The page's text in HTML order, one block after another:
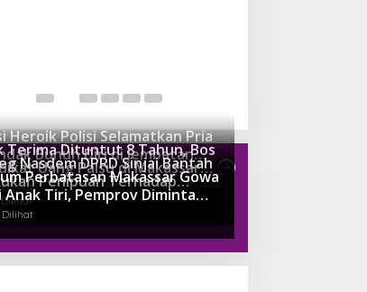
Heroik Polisi Selamatkan Pria
Bunuh Diri di Jembatan
Gowa
Dilihat
Terima Dituntut 8 Tahun, Bos
Uang Palsu di Makassar
Sudah Suap Jaksa Dengan
Dilihat
Nasdem DPRD Sinjai Bantah
Penipuan Terhadap
Tambang
Dilihat
Perbatasan Makassar Gowa
Anak Tiri, Pemprov Diminta
Dilihat